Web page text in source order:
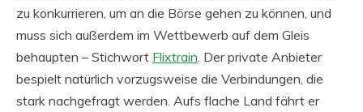
zu konkurrieren, um an die Börse gehen zu können, und
muss sich außerdem im Wettbewerb auf dem Gleis
behaupten – Stichwort Flixtrain . Der private Anbieter
bespielt natürlich vorzugsweise die Verbindungen, die
stark nachgefragt werden. Aufs flache Land fährt er